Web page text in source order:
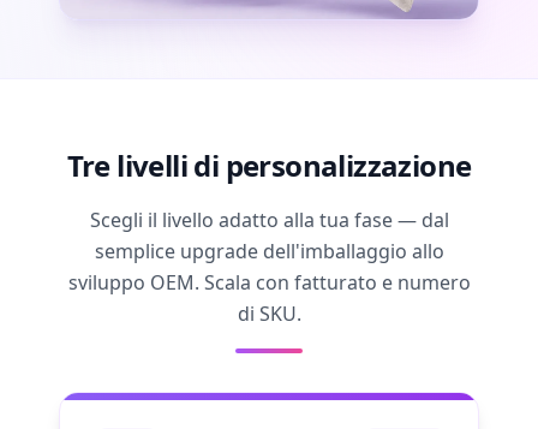
Tre livelli di personalizzazione
Scegli il livello adatto alla tua fase — dal
semplice upgrade dell'imballaggio allo
sviluppo OEM. Scala con fatturato e numero
di SKU.